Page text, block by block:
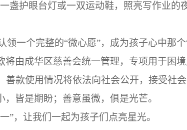
一盏护眼台灯或一双运动鞋， 照亮写作业的
领一个完整的“微心愿”， 成为孩子心中那个
将由成华区慈善会统一管理，专项用于困
善款使用情况将依法向社会公开，接受社会
，皆是期盼；善意虽微，俱是光芒。
”，让我们一起为孩子们点亮星光。